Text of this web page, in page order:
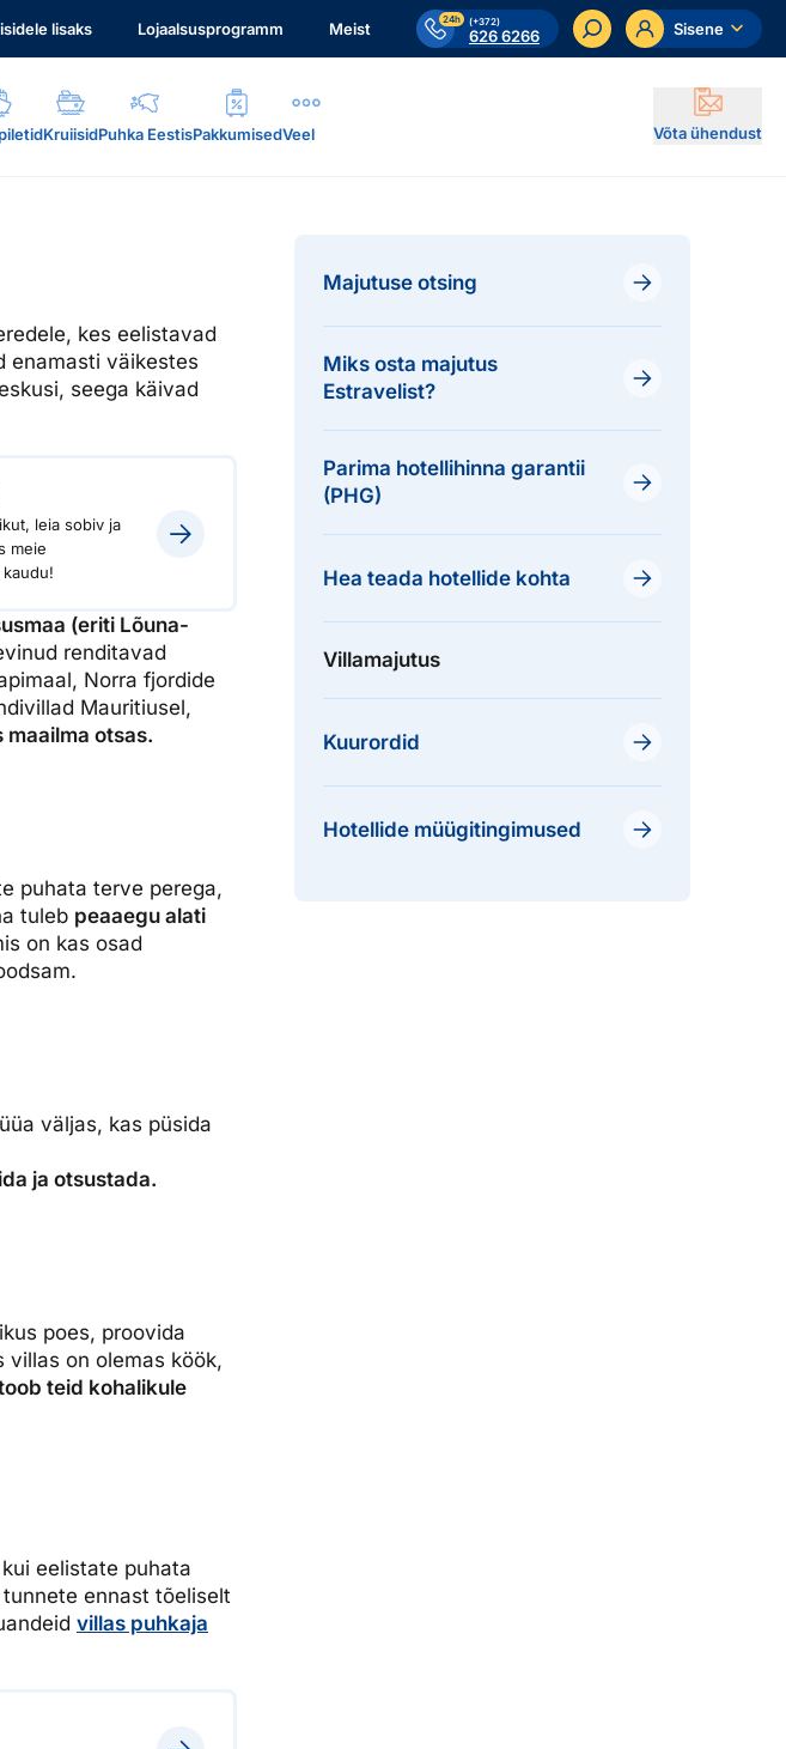
lisaks Lojaalsusprogramm Meist 24h (+372)
626 6266 Sisene
KruiisidPuhka EestisPakkumisedVeel Võta ühendust
kes eelistavad
enamasti väikestes
seega käivad
leia sobiv ja
meie
(eriti Lõuna-
renditavad
Norra fjordide
Mauritiusel,
maailma otsas.
puhata terve perega,
tuleb peaaegu alati
on kas osad
väljas, kas püsida
ja otsustada.
poes, proovida
on olemas köök,
teid kohalikule
eelistate puhata
ennast tõeliselt
villas puhkaja
Majutuse otsing
Miks osta majutus
Estravelist?
Parima hotellihinna garantii
(PHG)
Hea teada hotellide kohta
Villamajutus
Kuurordid
Hotellide müügitingimused